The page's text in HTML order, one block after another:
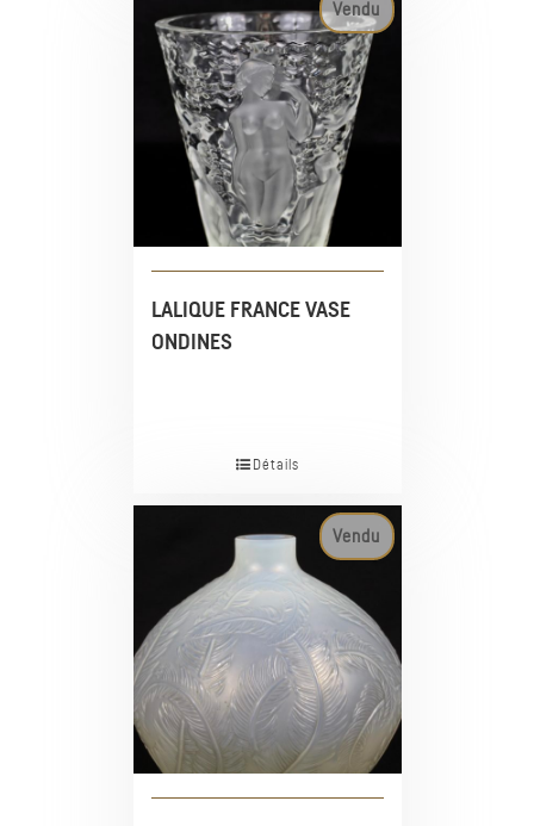
Vendu
LALIQUE FRANCE VASE
ONDINES
Détails
Vendu